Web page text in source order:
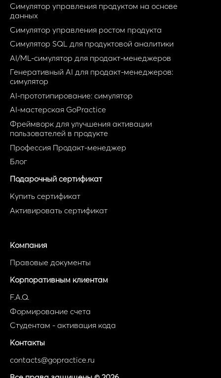
Симулятор управления продуктом на основе
данных
Симулятор управления ростом продукта
Симулятор SQL для продуктовой аналитики
AI/ML-симулятор для продакт-менеджеров
Генеративный AI для продакт-менеджеров:
симулятор
AI-прототипирование: симулятор
AI-мастерская GoPractice
Фреймворк для улучшения активации
пользователей в продукте
Профессия Продакт-менеджер
Блог
Подарочный сертификат
Купить сертификат
Активировать сертификат
Компания
Правовые документы
Корпоративным клиентам
F.A.Q.
Формирование счета
Студентам - активация кода
Контакты
contacts@gopractice.ru